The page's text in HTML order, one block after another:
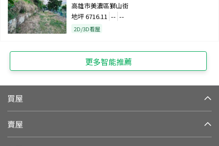
高雄市美濃區獅山街
地坪6716.11 -- --
2D/3D看屋
更多智能推薦
買屋
賣屋